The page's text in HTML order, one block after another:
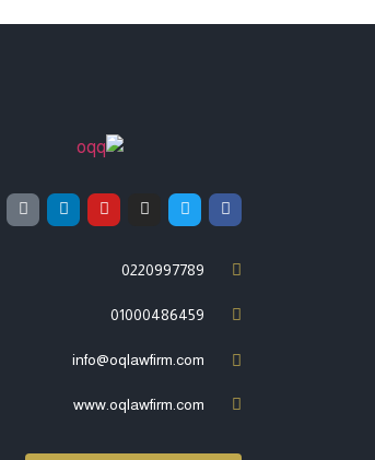
0220997789
01000486459
info@oqlawfirm.com
www.oqlawfirm.com